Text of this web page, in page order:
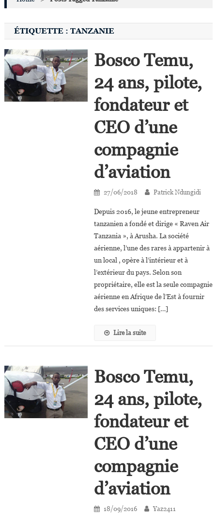
ÉTIQUETTE : TANZANIE
Bosco Temu,
24 ans, pilote,
fondateur et
CEO d’une
compagnie
d’aviation
27/06/2018 Patrick Ndungidi
Depuis 2016, le jeune entrepreneur
tanzanien a fondé et dirige « Raven Air
Tanzania », à Arusha. La société
aérienne, l’une des rares à appartenir à
un local , opère à l’intérieur et à
l’extérieur du pays. Selon son
propriétaire, elle est la seule compagnie
aérienne en Afrique de l’Est à fournir
des services uniques: […]
Lire la suite
Bosco Temu,
24 ans, pilote,
fondateur et
CEO d’une
compagnie
d’aviation
18/09/2016 Yaz2411